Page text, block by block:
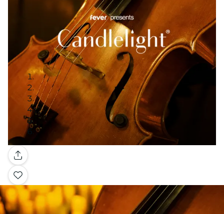
Galería